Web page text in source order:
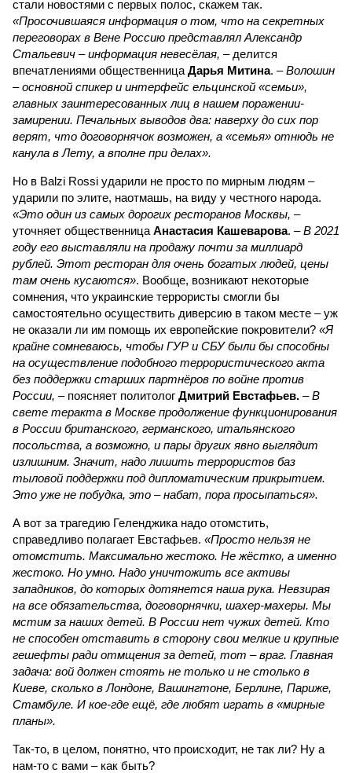
стали новостями с первых полос, скажем так.
«Просочившаяся информация о том, что на секретных
переговорах в Вене Россию представлял Александр
Стальевич – информация невесёлая, – делится
впечатлениями общественница Дарья Митина. –Волошин
– основной спикер и интерфейс ельцинской «семьи»,
главных заинтересованных лиц в нашем поражении-
замирении. Печальных выводов два: наверху до сих пор
верят, что договорнячок возможен, а «семья» отнюдь не
канула в Лету, а вполне при делах».
Но в Balzi Rossi ударили не просто по мирным людям –
ударили по элите, наотмашь, на виду у честного народа.
«Это один из самых дорогих ресторанов Москвы, –
уточняет общественница Анастасия Кашеварова. –В 2021
году его выставляли на продажу почти за миллиард
рублей. Этот ресторан для очень богатых людей, цены
там очень кусаются». Вообще, возникают некоторые
сомнения, что украинские террористы смогли бы
самостоятельно осуществить диверсию в таком месте – уж
не оказали ли им помощь их европейские покровители? «Я
крайне сомневаюсь, чтобы ГУР и СБУ были бы способны
на осуществление подобного террористического акта
без поддержки старших партнёров по войне против
России, – поясняет политолог Дмитрий Евстафьев. –В
свете теракта в Москве продолжение функционирования
в России британского, германского, итальянского
посольства, а возможно, и пары других явно выглядит
излишним. Значит, надо лишить террористов баз
тыловой поддержки под дипломатическим прикрытием.
Это уже не побудка, это – набат, пора просыпаться».
А вот за трагедию Геленджика надо отомстить,
справедливо полагает Евстафьев. «Просто нельзя не
отомстить. Максимально жестоко. Не жёстко, а именно
жестоко. Но умно. Надо уничтожить все активы
западников, до которых дотянется наша рука. Невзирая
на все обязательства, договорнячки, шахер-махеры. Мы
мстим за наших детей. В России нет чужих детей. Кто
не способен отставить в сторону свои мелкие и крупные
гешефты ради отмщения за детей, тот – враг. Главная
задача: вой должен стоять не только и не столько в
Киеве, сколько в Лондоне, Вашингтоне, Берлине, Париже,
Стамбуле. И кое-где ещё, где любят играть в «мирные
планы».
Так-то, в целом, понятно, что происходит, не так ли? Ну а
нам-то с вами – как быть?